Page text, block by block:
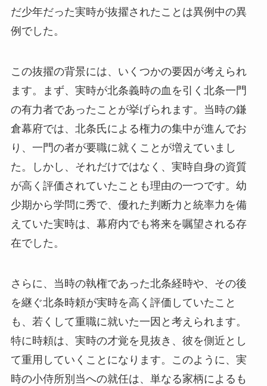
だ少年だった実時が抜擢されたことは異例中の異
例でした。
この抜擢の背景には、いくつかの要因が考えられ
ます。まず、実時が北条義時の血を引く北条一門
の有力者であったことが挙げられます。当時の鎌
倉幕府では、北条氏による権力の集中が進んでお
り、一門の者が要職に就くことが増えていまし
た。しかし、それだけではなく、実時自身の資質
が高く評価されていたことも理由の一つです。幼
少期から学問に秀で、優れた判断力と統率力を備
えていた実時は、幕府内でも将来を嘱望される存
在でした。
さらに、当時の執権であった北条経時や、その後
を継ぐ北条時頼が実時を高く評価していたこと
も、若くして重職に就いた一因と考えられます。
特に時頼は、実時の才覚を見抜き、彼を側近とし
て重用していくことになります。このように、実
時の小侍所別当への就任は、単なる家柄によるも